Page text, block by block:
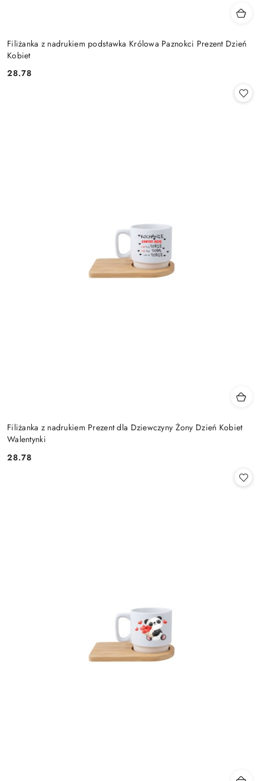
Filiżanka z nadrukiem podstawka Królowa Paznokci Prezent Dzień
Kobiet
Cena:
28.78
Filiżanka z nadrukiem Prezent dla Dziewczyny Żony Dzień Kobiet
Walentynki
Cena:
28.78